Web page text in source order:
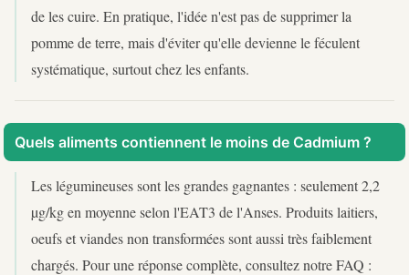
de les cuire. En pratique, l'idée n'est pas de supprimer la
pomme de terre, mais d'éviter qu'elle devienne le féculent
systématique, surtout chez les enfants.
Quels aliments contiennent le moins de Cadmium ?
Les légumineuses sont les grandes gagnantes : seulement 2,2
µg/kg en moyenne selon l'EAT3 de l'Anses. Produits laitiers,
oeufs et viandes non transformées sont aussi très faiblement
chargés. Pour une réponse complète, consultez notre FAQ :